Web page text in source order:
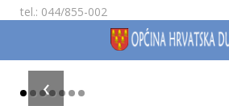
tel.: 044/855-002
‹